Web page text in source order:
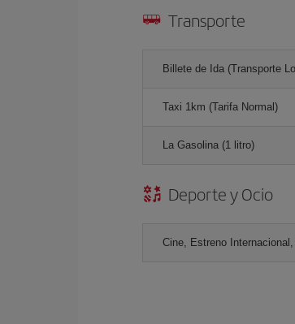
Transporte
Billete de Ida (Transporte
Taxi 1km (Tarifa Normal)
La Gasolina (1 litro)
Deporte y Ocio
Cine, Estreno